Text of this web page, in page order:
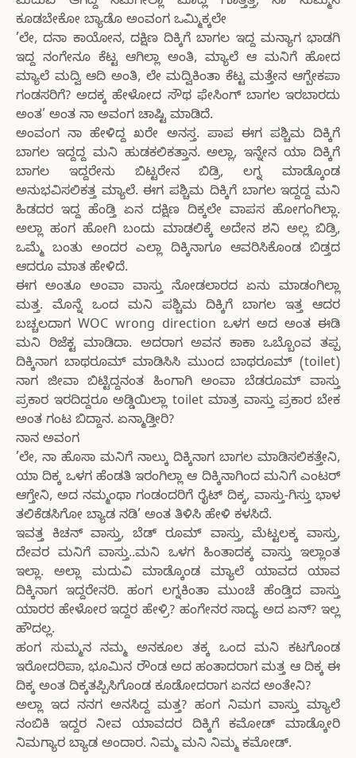
ಕೂಡಬೇಕೋ ಬ್ಯಾಡೊ ಅಂವಂಗ ಒಮ್ಮಿಕ್ಕಲೇ
’ಲೇ, ದನಾ ಕಾಯೋನ, ದಕ್ಷಿಣ ದಿಕ್ಕಿಗೆ ಬಾಗಲ ಇದ್ದ ಮನ್ಯಾಗ ಭಾಡಗಿ
ಇದ್ದ ನಂಗೇನೂ ಕೆಟ್ಟ ಆಗಿಲ್ಲಾ ಅಂತಿ, ಮ್ಯಾಲೆ ಆ ಮನಿಗೆ ಹೋದ
ಮ್ಯಾಲೆ ಮದ್ವಿ ಆದಿ ಅಂತಿ, ಲೇ ಮದ್ವಿಕಿಂತಾ ಕೆಟ್ಟ ಮತ್ತೇನ ಆಗ್ಬೇಕಪಾ
ಗಂಡಸರಿಗೆ? ಅದಕ್ಕ ಹೇಳೋದ ಸೌಥ ಫೇಸಿಂಗ್ ಬಾಗಲ ಇರಬಾರದು
ಅಂತ’ ಅಂತ ನಾ ಅವಂಗ ಚಾಷ್ಟಿ ಮಾಡಿದೆ.
ಅಂವಂಗ ನಾ ಹೇಳಿದ್ದ ಖರೇ ಅನಸ್ತ. ಪಾಪ ಈಗ ಪಶ್ಚಿಮ ದಿಕ್ಕಿಗೆ
ಬಾಗಲ ಇದ್ದದ್ದ ಮನಿ ಹುಡಕಲಿಕತ್ತಾನ. ಅಲ್ಲಾ, ಇನ್ನೇನ ಯಾ ದಿಕ್ಕಿಗೆ
ಬಾಗಲ ಇದ್ದರೇನು ಬಿಟ್ಟರೇನ ಬಿಡ್ರಿ, ಲಗ್ನ ಮಾಡ್ಕೊಂಡ
ಅನುಭವಿಸಲಿಕತ್ತ ಮ್ಯಾಲೆ. ಈಗ ಪಶ್ಚಿಮ ದಿಕ್ಕಿಗೆ ಬಾಗಲ ಇದ್ದದ್ದ ಮನಿ
ಹಿಡದರ ಇದ್ದ ಹೆಂಡ್ತಿ ಏನ ದಕ್ಷಿಣ ದಿಕ್ಕಲೇ ವಾಪಸ ಹೋಗಂಗಿಲ್ಲಾ.
ಅಲ್ಲಾ ಹಂಗ ಹೋಗಿ ಬಂದು ಮಾಡಲಿಕ್ಕೆ ಅದೇನ ಶನಿ ಅಲ್ಲ ಬಿಡ್ರಿ,
ಒಮ್ಮೆ ಬಂತು ಅಂದರ ಎಲ್ಲಾ ದಿಕ್ಕಿನಾಗೂ ಆವರಿಸಿಕೊಂಡ ಬಿಡ್ತದ
ಆದರೂ ಮಾತ ಹೇಳಿದೆ.
ಈಗ ಅಂತೂ ಅಂವಾ ವಾಸ್ತು ನೋಡಲಾರದ ಏನು ಮಾಡಂಗಿಲ್ಲಾ
ಮತ್ತ. ಮೊನ್ನೆ ಒಂದ ಮನಿ ಪಶ್ಚಿಮ ದಿಕ್ಕಿಗೆ ಬಾಗಲ ಇತ್ತ ಆದರ
ಬಚ್ಚಲದಾಗ WOC wrong direction ಒಳಗ ಅದ ಅಂತ ಈಡಿ
ಮನಿ ರಿಜೆಕ್ಟ ಮಾಡಿದಾ. ಅದರಾಗ ಅವನ ಕಾಕಾ ಒಬ್ಬೊಂವ ತಪ್ಪ
ದಿಕ್ಕಿನಾಗ ಬಾಥರೂಮ್ ಮಾಡಿಸಿಸಿ ಮುಂದ ಬಾಥರೂಮ್ (toilet)
ನಾಗ ಜೀವಾ ಬಿಟ್ಟಿದ್ದನಂತ ಹಿಂಗಾಗಿ ಅಂವಾ ಬೆಡರೂಮ್ ವಾಸ್ತು
ಪ್ರಕಾರ ಇರದಿದ್ದರೂ ಅಡ್ಡಿಯಿಲ್ಲಾ toilet ಮಾತ್ರ ವಾಸ್ತು ಪ್ರಕಾರ ಬೇಕ
ಅಂತ ಗಂಟ ಬಿದ್ದಾನ. ಏನ್ಮಾಡ್ತೀರಿ?
ನಾನ ಅವಂಗ
’ಲೇ, ನಾ ಹೊಸಾ ಮನಿಗೆ ನಾಲ್ಕು ದಿಕ್ಕಿನಾಗ ಬಾಗಲ ಮಾಡಿಸಲಿಕತ್ತೇನಿ,
ಯಾ ದಿಕ್ಕ ಒಳಗ ಹೆಂಡತಿ ಇರಂಗಿಲ್ಲಾ ಆ ದಿಕ್ಕಿನಾಗಿಂದ ಮನಿಗೆ ಎಂಟರ್
ಆಗ್ತೇನಿ, ಅದ ನಮ್ಮಂಥಾ ಗಂಡಂದರಿಗೆ ರೈಟ್ ದಿಕ್ಕ, ವಾಸ್ತು-ಗಿಸ್ತು ಭಾಳ
ತಲಿಕೆಡಸಿಗೋ ಬ್ಯಾಡ ನಡಿ’ ಅಂತ ತಿಳಿಸಿ ಹೇಳಿ ಕಳಸಿದೆ.
ಇವತ್ತ ಕಿಚನ್ ವಾಸ್ತು, ಬೆಡ್ ರೂಮ್ ವಾಸ್ತು, ಮೆಟ್ಟಲಕ್ಕ ವಾಸ್ತು,
ದೇವರ ಮನಿಗೆ ವಾಸ್ತು..ಮನಿ ಒಳಗ ಹಿಂತಾದಕ್ಕ ವಾಸ್ತು ಇಲ್ಲಾಂತ
ಇಲ್ಲಾ. ಅಲ್ಲಾ ಮದುವಿ ಮಾಡ್ಕೊಂಡ ಮ್ಯಾಲೆ ಯಾವದ ಯಾವ
ದಿಕ್ಕಿನಾಗ ಇದ್ದರೇನರಿ. ಹಂಗ ಲಗ್ನಕಿಂತಾ ಮುಂಚೆ ಹೆಂಡ್ತಿದ ವಾಸ್ತು
ಯಾರರ ಹೇಳೋರ ಇದ್ದರ ಹೇಳ್ರಿ? ಹಂಗೇನರ ಸಾದ್ಯ ಅದ ಏನ್? ಇಲ್ಲ
ಹೌದಲ್ಲ.
ಹಂಗ ಸುಮ್ಮನ ನಮ್ಮ ಅನಕೂಲ ತಕ್ಕ ಒಂದ ಮನಿ ಕಟಗೊಂಡ
ಇರೋದರಿಪಾ, ಭೂಮಿನ ರೌಂಡ ಅದ ಹಂತಾದರಾಗ ಮತ್ತ ಆ ದಿಕ್ಕ ಈ
ದಿಕ್ಕ ಅಂತ ದಿಕ್ಕತಪ್ಪಿಸಿಗೊಂಡ ಕೂಡೋದರಾಗ ಏನದ ಅಂತೇನಿ?
ಅಲ್ಲಾ ಇದ ನನಗ ಅನಸಿದ್ದ ಮತ್ತ? ಹಂಗ ನಿಮಗ ವಾಸ್ತು ಮ್ಯಾಲೆ
ನಂಬಿಕಿ ಇದ್ದರ ನೀವ ಯಾವದರ ದಿಕ್ಕಿಗೆ ಕಮೋಡ್ ಮಾಡ್ಕೋರಿ
ನಿಮಗ್ಯಾರ ಬ್ಯಾಡ ಅಂದಾರ. ನಿಮ್ಮ ಮನಿ ನಿಮ್ಮ ಕಮೋಡ್.